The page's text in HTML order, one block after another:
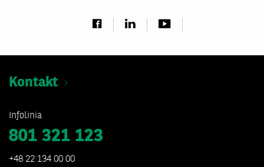
Kontakt
Infolinia
801 321 123
+48 22 134 00 00